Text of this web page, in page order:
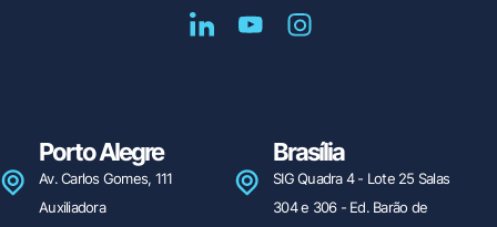
Porto Alegre
Av. Carlos Gomes, 111
Auxiliadora
Brasília
SIG Quadra 4 - Lote 25 Salas
304 e 306 - Ed. Barão de